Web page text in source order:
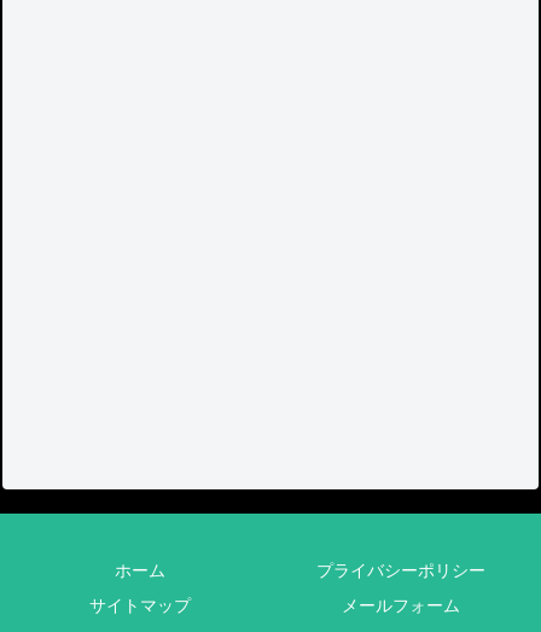
ホーム
プライバシーポリシー
サイトマップ
メールフォーム